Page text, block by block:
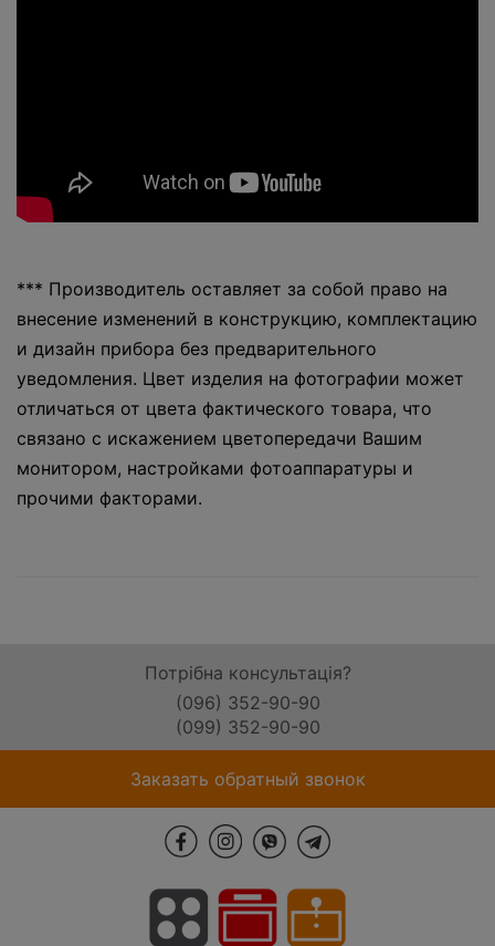
*** Производитель оставляет за собой право на
внесение изменений в конструкцию, комплектацию
и дизайн прибора без предварительного
уведомления. Цвет изделия на фотографии может
отличаться от цвета фактического товара, что
связано с искажением цветопередачи Вашим
монитором, настройками фотоаппаратуры и
прочими факторами.
Потрібна консультація?
(096) 352-90-90
(099) 352-90-90
Заказать обратный звонок